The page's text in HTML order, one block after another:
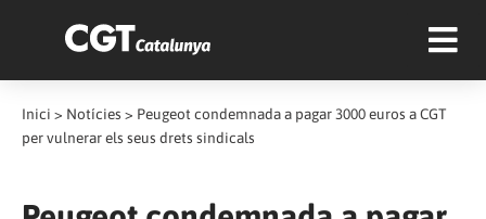
Inici > Notícies > Peugeot condemnada a pagar 3000 euros a CGT
per vulnerar els seus drets sindicals